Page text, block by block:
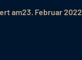
am23. Februar 2022